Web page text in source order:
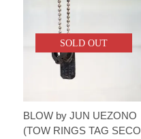
SOLD OUT
BLOW by JUN UEZONO
(TOW RINGS TAG SECO